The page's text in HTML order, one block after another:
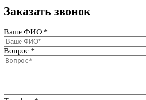
Заказать звонок
Ваше ФИО *
Вопрос *